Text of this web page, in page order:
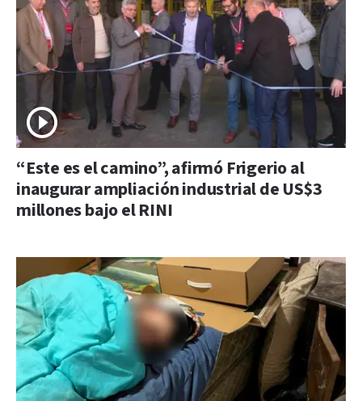
“Este es el camino”, afirmó Frigerio al
inaugurar ampliación industrial de US$3
millones bajo el RINI